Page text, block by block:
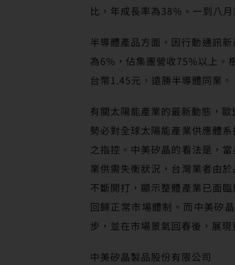
比，年成長率為38%。一到八
半導體產品方面，因行動通訊
為6%，佔集團營收75%以上。
台幣1.45元，遠勝半導體同業。
有關太陽能產業的最新動態，
勢必對全球太陽能產業供應體
之指控。中美矽晶的看法是，
業供需失衡狀況，台灣業者由
不斷開打，顯示整體產業已面
回歸正常市場體制。而中美矽
步，並在市場景氣回春後，展現
中美矽晶製品股份有限公司